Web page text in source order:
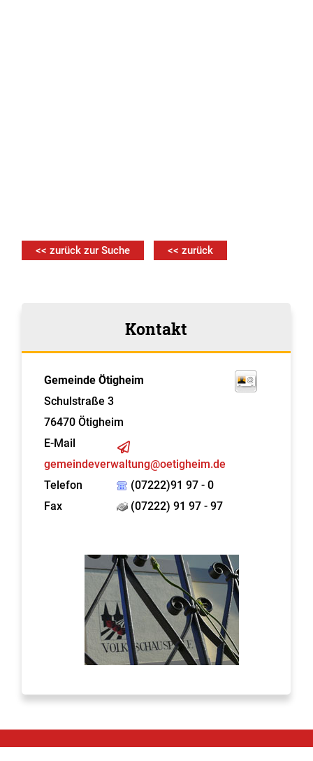
<< zurück zur Suche << zurück
Kontakt
Gemeinde Ötigheim
Schulstraße 3
76470 Ötigheim
E-Mail
gemeindeverwaltung@oetigheim.de
Telefon
(07222)91 97 - 0
Fax
(07222) 91 97 - 97